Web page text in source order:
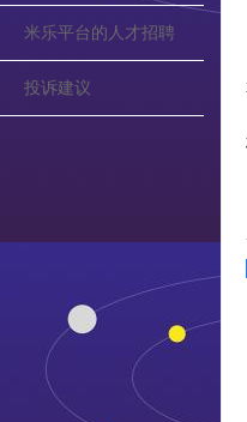
米乐平台的人才招聘
投诉建议